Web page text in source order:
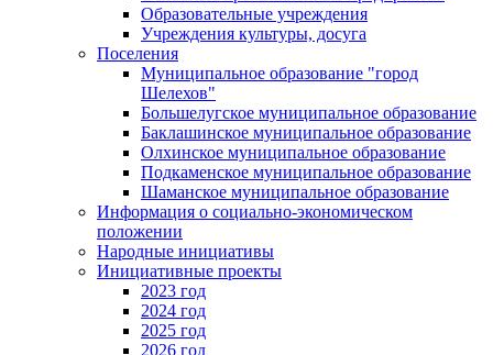
Образовательные учреждения
Учреждения культуры, досуга
Поселения
Муниципальное образование "город
Шелехов"
Большелугское муниципальное образование
Баклашинское муниципальное образование
Олхинское муниципальное образование
Подкаменское муниципальное образование
Шаманское муниципальное образование
Информация о социально-экономическом
положении
Народные инициативы
Инициативные проекты
2023 год
2024 год
2025 год
2026 год